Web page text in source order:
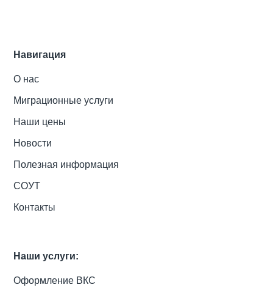
Навигация
О нас
Миграционные услуги
Наши цены
Новости
Полезная информация
СОУТ
Контакты
Наши услуги:
Оформление ВКС